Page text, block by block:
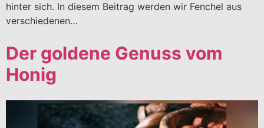
hinter sich. In diesem Beitrag werden wir Fenchel aus
verschiedenen…
Der goldene Genuss vom
Honig